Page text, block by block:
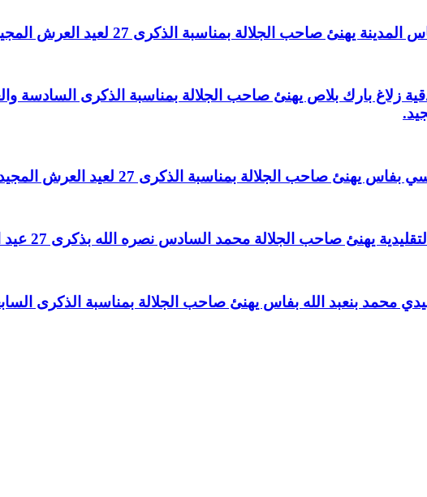
صاحب الجلالة بمناسبة الذكرى 27 لعيد العرش المجيد.
زلاغ بارك بلاص يهنئ صاحب الجلالة بمناسبة الذكرى
صاحب الجلالة بمناسبة الذكرى 27 لعيد العرش المجيد
يهنئ صاحب الجلالة محمد السادس نصره الله بذكرى 27 عيد العرش المجيد
محمد بنعبد الله بفاس يهنئ صاحب الجلالة بمناسبة الذكرى